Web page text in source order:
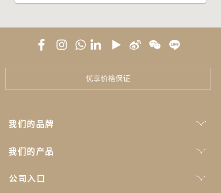
优享价格保证
我们的品牌
我们的产品
公司入口